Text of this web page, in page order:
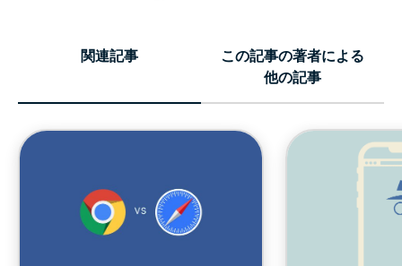
関連記事
この記事の著者による
他の記事